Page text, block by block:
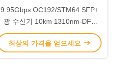
9.95Gbps OC192/STM64 SFP+
광 수신기 10km 1310nm-DFB
CDR
최상의 가격을 얻으세요